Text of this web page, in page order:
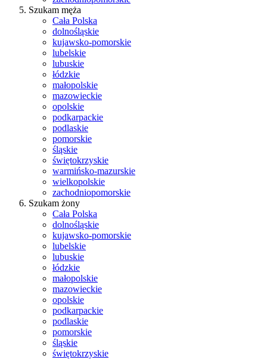
Szukam męża
Cała Polska
dolnośląskie
kujawsko-pomorskie
lubelskie
lubuskie
łódzkie
małopolskie
mazowieckie
opolskie
podkarpackie
podlaskie
pomorskie
śląskie
świętokrzyskie
warmińsko-mazurskie
wielkopolskie
zachodniopomorskie
Szukam żony
Cała Polska
dolnośląskie
kujawsko-pomorskie
lubelskie
lubuskie
łódzkie
małopolskie
mazowieckie
opolskie
podkarpackie
podlaskie
pomorskie
śląskie
świętokrzyskie